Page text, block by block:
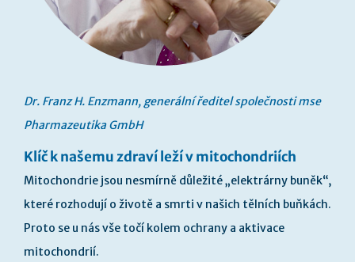
Dr. Franz H. Enzmann, generální ředitel společnosti mse
Pharmazeutika GmbH
Klíč k našemu zdraví leží v mitochondriích
Mitochondrie jsou nesmírně důležité „elektrárny buněk“,
které rozhodují o životě a smrti v našich tělních buňkách.
Proto se u nás vše točí kolem ochrany a aktivace
mitochondrií.